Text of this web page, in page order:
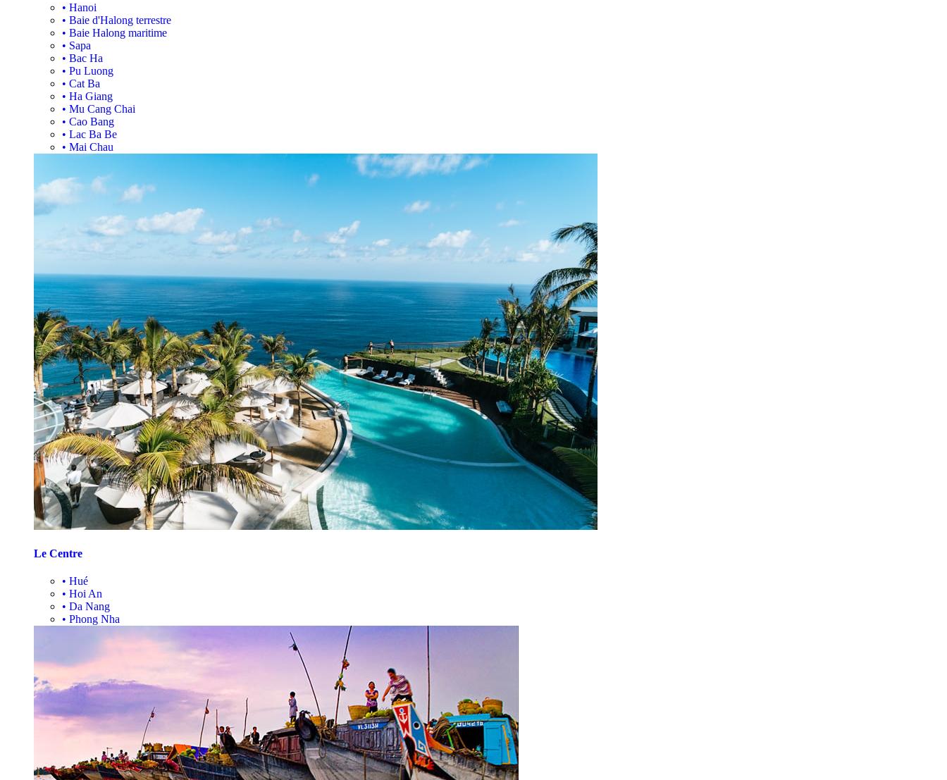
• Hanoi
• Baie d'Halong terrestre
• Baie Halong maritime
• Sapa
• Bac Ha
• Pu Luong
• Cat Ba
• Ha Giang
• Mu Cang Chai
• Cao Bang
• Lac Ba Be
• Mai Chau
Le Centre
• Hué
• Hoi An
• Da Nang
• Phong Nha